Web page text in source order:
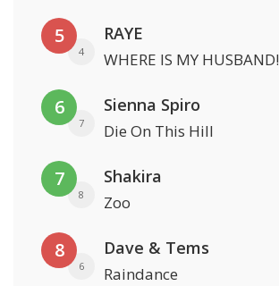
5
4
RAYE
WHERE IS MY HUSBAND!
6
7
Sienna Spiro
Die On This Hill
7
8
Shakira
Zoo
8
6
Dave & Tems
Raindance